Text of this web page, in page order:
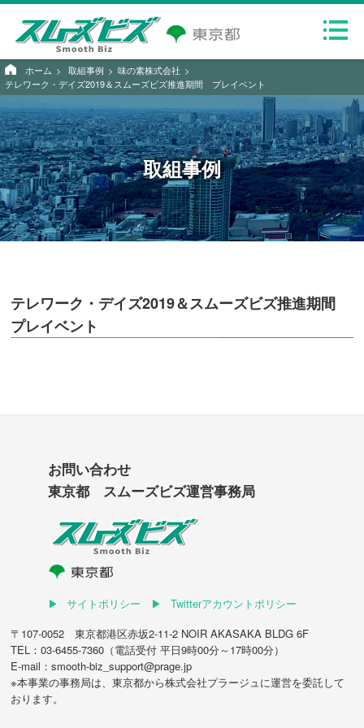
ホーム 取組事例
味の素株式会社
テレワーク・デイズ2019＆スムーズビズ推進期間 プレイベント
取組事例
テレワーク・デイズ2019＆スムーズビズ推進期間
プレイベント
お問い合わせ
東京都 スムーズビズ運営事務局
サイトポリシー
Twitterアカウントポリシー
〒107-0052 東京都港区赤坂2-11-2 NOIR AKASAKA BLDG 6F
TEL：03-6455-7360（電話受付 平日9時00分～17時00分）
E-mail：smooth-biz_support@prage.jp
※本事業の事務局は、東京都から株式会社プラージュに運営を委託して
おります。